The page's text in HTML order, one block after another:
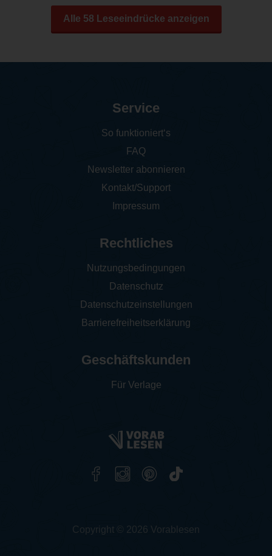
Alle 58 Leseeindrücke anzeigen
Service
So funktioniert‘s
FAQ
Newsletter abonnieren
Kontakt/Support
Impressum
Rechtliches
Nutzungsbedingungen
Datenschutz
Datenschutzeinstellungen
Barrierefreiheitserklärung
Geschäftskunden
Für Verlage
Copyright © 2026 Vorablesen